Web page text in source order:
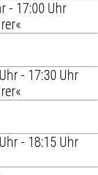
- 17:00 Uhr
- 17:30 Uhr
- 18:15 Uhr